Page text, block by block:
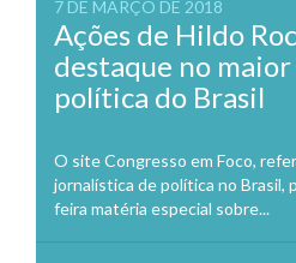
7 DE MARÇO DE 2018
Ações de Hildo
destaque no
política do Brasil
O site Congresso em Foco,
jornalística de política no Brasil,
feira matéria especial sobre...